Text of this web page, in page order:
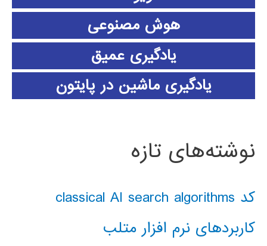
هوش مصنوعی
یادگیری عمیق
یادگیری ماشین در پایتون
نوشته‌های تازه
کد classical AI search algorithms
کاربردهای نرم افزار متلب